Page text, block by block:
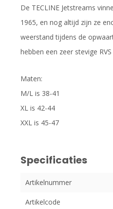
De TECLINE Jetstreams
1965, en nog altijd zijn ze
weerstand tijdens de
hebben een zeer stevige
Maten:
M/L is 38-41
XL is 42-44
XXL is 45-47
Specificaties
Artikelnummer
Artikelcode